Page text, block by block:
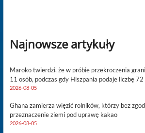
Najnowsze artykuły
Maroko twierdzi, że w próbie przekroczenia
11 osób, podczas gdy Hiszpania podaje liczbę 72
2026-08-05
Ghana zamierza więzić rolników, którzy bez
przeznaczenie ziemi pod uprawę kakao
2026-08-05